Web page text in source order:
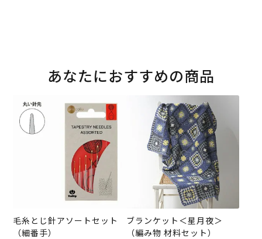
あなたにおすすめの商品
毛糸とじ針アソートセット
（細番手）
ブランケット＜星月夜＞
（編み物 材料セット）